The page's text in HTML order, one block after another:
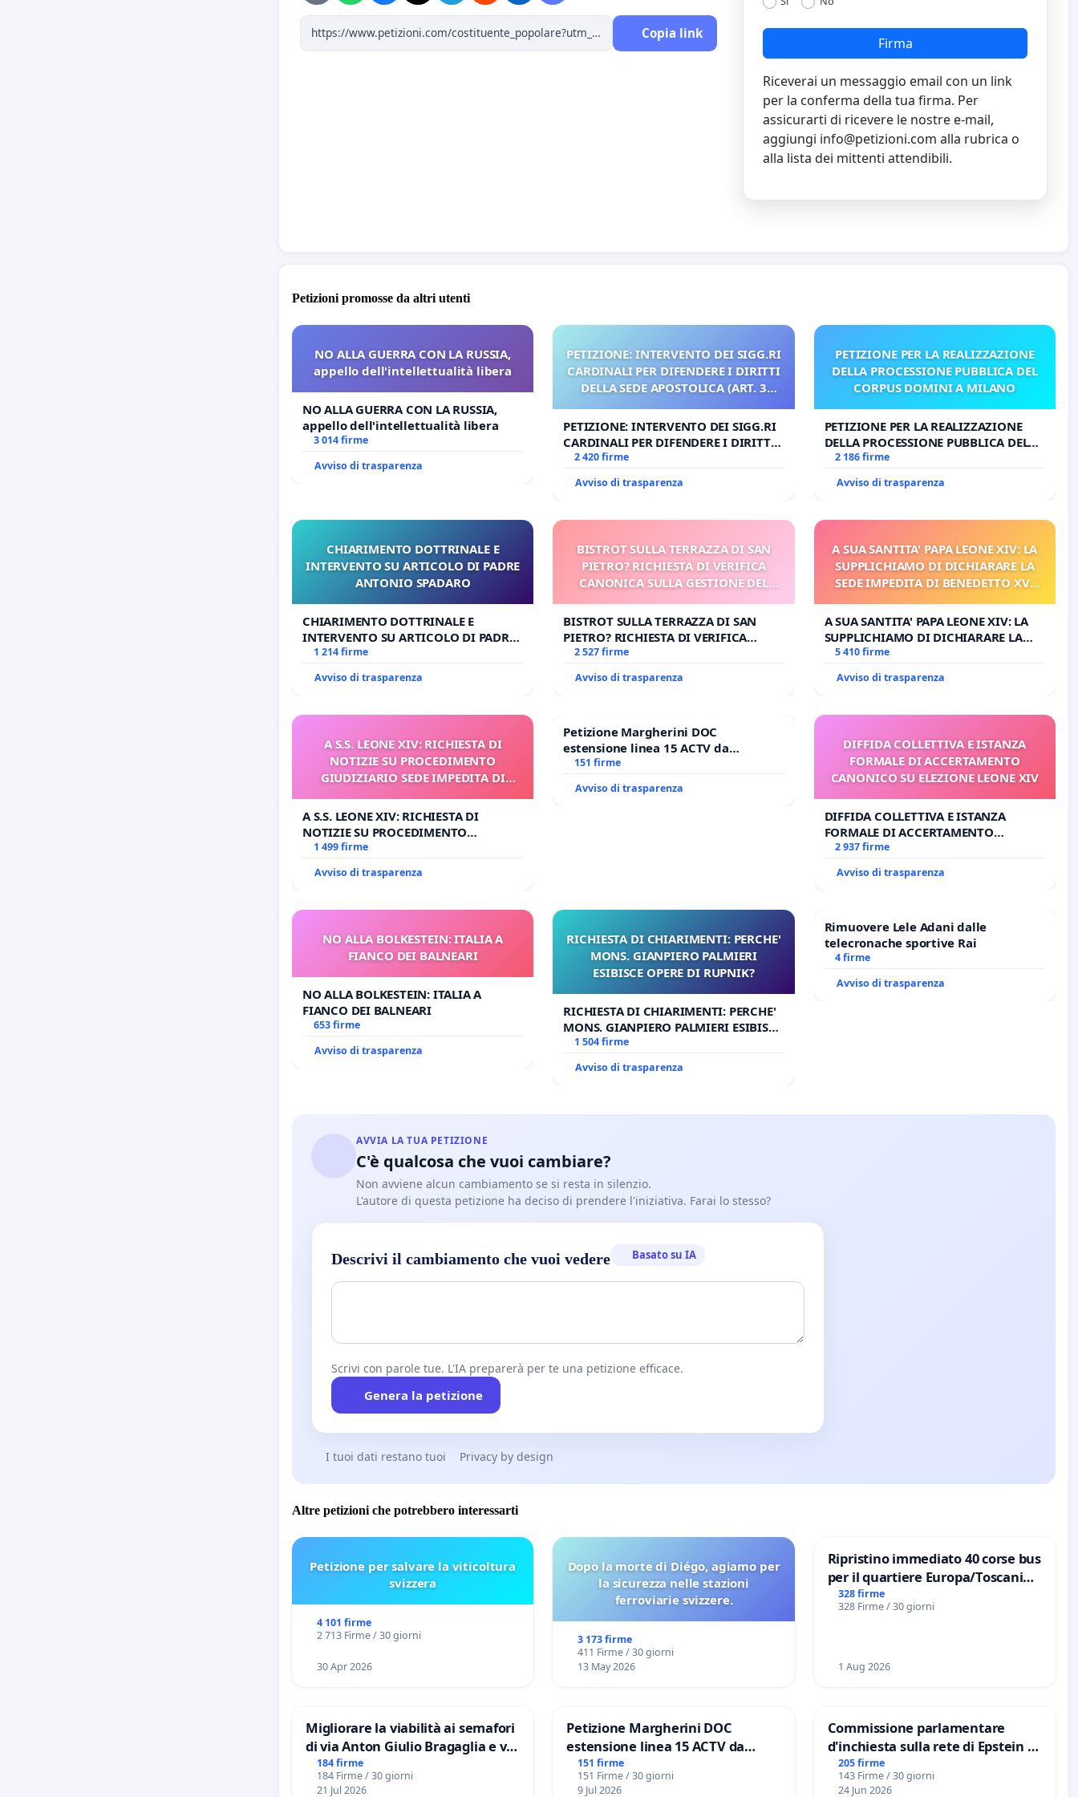
Copia link
Firma
Riceverai un messaggio email con un link
per la conferma della tua firma. Per
assicurarti di ricevere le nostre e-mail,
aggiungi info@petizioni.com alla rubrica o
alla lista dei mittenti attendibili.
Petizioni promosse da altri utenti
NO ALLA GUERRA CON LA RUSSIA,
appello dell'intellettualità libera
NO ALLA GUERRA CON LA RUSSIA,
appello dell'intellettualità libera
3 014 firme
Avviso di trasparenza
PETIZIONE: INTERVENTO DEI SIGG.RI
CARDINALI PER DIFENDERE I DIRITTI
DELLA SEDE APOSTOLICA (ART. 3
PETIZIONE: INTERVENTO DEI SIGG.RI
CARDINALI PER DIFENDERE I DIRITTI
DELLA SEDE APOSTOLICA (ART. 3 UDG)
2 420 firme
Avviso di trasparenza
PETIZIONE PER LA REALIZZAZIONE
DELLA PROCESSIONE PUBBLICA DEL
CORPUS DOMINI A MILANO
PETIZIONE PER LA REALIZZAZIONE
DELLA PROCESSIONE PUBBLICA DEL
CORPUS DOMINI A MILANO
2 186 firme
Avviso di trasparenza
CHIARIMENTO DOTTRINALE E
INTERVENTO SU ARTICOLO DI PADRE
ANTONIO SPADARO
CHIARIMENTO DOTTRINALE E
INTERVENTO SU ARTICOLO DI PADRE
ANTONIO SPADARO
1 214 firme
Avviso di trasparenza
BISTROT SULLA TERRAZZA DI SAN
PIETRO? RICHIESTA DI VERIFICA
CANONICA SULLA GESTIONE DEL
BISTROT SULLA TERRAZZA DI SAN
PIETRO? RICHIESTA DI VERIFICA
CANONICA SULLA GESTIONE DEL
2 527 firme
Avviso di trasparenza
A SUA SANTITA' PAPA LEONE XIV: LA
SUPPLICHIAMO DI DICHIARARE LA
SEDE IMPEDITA DI BENEDETTO XVI
PROCESSO
A SUA SANTITA' PAPA LEONE XIV: LA
SUPPLICHIAMO DI DICHIARARE LA
SEDE IMPEDITA DI BENEDETTO XVI
PROCESSO
5 410 firme
Avviso di trasparenza
A S.S. LEONE XIV: RICHIESTA DI
NOTIZIE SU PROCEDIMENTO
GIUDIZIARIO SEDE IMPEDITA DI
A S.S. LEONE XIV: RICHIESTA DI
NOTIZIE SU PROCEDIMENTO
GIUDIZIARIO SEDE IMPEDITA DI
1 499 firme
Avviso di trasparenza
Petizione Margherini DOC
estensione linea 15 ACTV da
Marghera P.zza S. Antonio
1,50
151 firme
Avviso di trasparenza
DIFFIDA COLLETTIVA E ISTANZA
FORMALE DI ACCERTAMENTO
CANONICO SU ELEZIONE LEONE XIV
DIFFIDA COLLETTIVA E ISTANZA
FORMALE DI ACCERTAMENTO
CANONICO SU ELEZIONE LEONE XIV
2 937 firme
Avviso di trasparenza
NO ALLA BOLKESTEIN: ITALIA A
FIANCO DEI BALNEARI
NO ALLA BOLKESTEIN: ITALIA A
FIANCO DEI BALNEARI
653 firme
Avviso di trasparenza
RICHIESTA DI CHIARIMENTI: PERCHE'
MONS. GIANPIERO PALMIERI
ESIBISCE OPERE DI RUPNIK?
RICHIESTA DI CHIARIMENTI: PERCHE'
MONS. GIANPIERO PALMIERI ESIBISCE
OPERE DI RUPNIK?
1 504 firme
Avviso di trasparenza
Rimuovere Lele Adani dalle
telecronache sportive Rai
4 firme
Avviso di trasparenza
AVVIA LA TUA PETIZIONE
C'è qualcosa che vuoi cambiare?
Non avviene alcun cambiamento se si resta in silenzio.
L'autore di questa petizione ha deciso di prendere l'iniziativa. Farai lo stesso?
Descrivi il cambiamento che vuoi vedere Basato su IA
Scrivi con parole tue. L'IA preparerà per te una petizione efficace.
Genera la petizione
I tuoi dati restano tuoi Privacy by design
Altre petizioni che potrebbero interessarti
Petizione per salvare la viticoltura
svizzera
4 101 firme
2 713 Firme / 30 giorni
30 Apr 2026
Dopo la morte di Diégo, agiamo per
la sicurezza nelle stazioni
ferroviarie svizzere.
3 173 firme
411 Firme / 30 giorni
13 May 2026
Ripristino immediato 40 corse bus
per il quartiere Europa/Toscanini
di Aprilia
328 firme
328 Firme / 30 giorni
1 Aug 2026
Migliorare la viabilità ai semafori
di via Anton Giulio Bragaglia e via
Tieri XV MUNICIPIO DI ROMA
184 firme
184 Firme / 30 giorni
21 Jul 2026
Petizione Margherini DOC
estensione linea 15 ACTV da
Marghera P.zza S. Antonio
all'aeroporto Marco Polo tariffa a
151 firme
151 Firme / 30 giorni
9 Jul 2026
Commissione parlamentare
d'inchiesta sulla rete di Epstein e
del Mossad: verità sugli Epstein
Files
205 firme
143 Firme / 30 giorni
24 Jun 2026